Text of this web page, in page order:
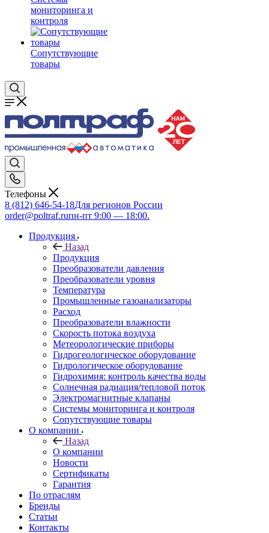
мониторинга и
контроля
Сопутствующие
товары
Телефоны
8 (812) 646-54-18Для регионов России
order@poltraf.ruпн-пт 9:00 — 18:00.
Продукция
Назад
Продукция
Преобразователи давления
Преобразователи уровня
Температура
Промышленные газоанализаторы
Расход
Преобразователи влажности
Скорость потока воздуха
Метеорологические приборы
Гидрогеологическое оборудование
Гидрологическое оборудование
Гидрохимия: контроль качества воды
Солнечная радиация/тепловой поток
Электромагнитные клапаны
Системы мониторинга и контроля
Сопутствующие товары
О компании
Назад
О компании
Новости
Сертификаты
Гарантия
По отраслям
Бренды
Статьи
Контакты